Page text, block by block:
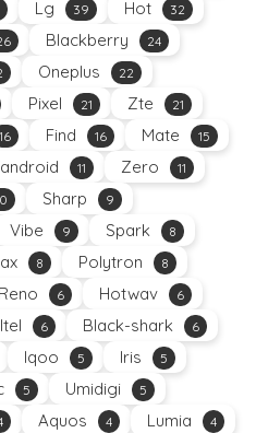
Lg 39 Hot 32
Blackberry 24
Oneplus 22
Pixel 21 Zte 21
16 Find 16 Mate 15
11 Zero 11
Sharp 9
Vibe 9 Spark 8
8 Polytron 8
Reno 6 Hotwav 6
Itel 6 Black-shark 6
Iqoo 5 Iris 5
5 Umidigi 5
Aquos 4 Lumia 4